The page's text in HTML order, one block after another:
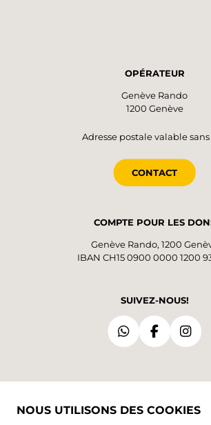
OPÉRATEUR
Genève Rando
1200 Genève
Adresse postale valable
CONTACT
COMPTE POUR LES
Genève Rando, 1200
IBAN CH15 0900 0000 1200
SUIVEZ-NOUS!
NOUS UTILISONS DES COOKIES